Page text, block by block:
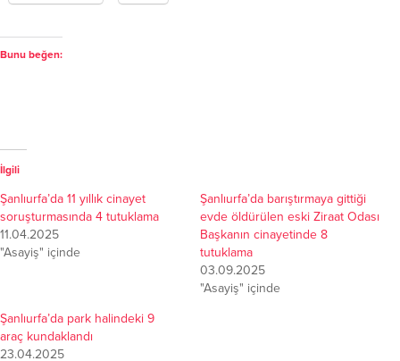
Bunu beğen:
İlgili
Şanlıurfa’da 11 yıllık cinayet
soruşturmasında 4 tutuklama
11.04.2025
"Asayiş" içinde
Şanlıurfa’da barıştırmaya gittiği
evde öldürülen eski Ziraat Odası
Başkanın cinayetinde 8
tutuklama
03.09.2025
"Asayiş" içinde
Şanlıurfa’da park halindeki 9
araç kundaklandı
23.04.2025